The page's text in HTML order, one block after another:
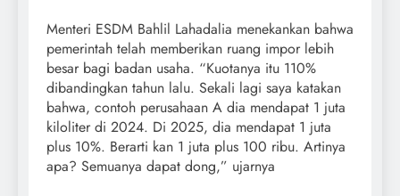
Menteri ESDM Bahlil Lahadalia menekankan bahwa
pemerintah telah memberikan ruang impor lebih
besar bagi badan usaha. “Kuotanya itu 110%
dibandingkan tahun lalu. Sekali lagi saya katakan
bahwa, contoh perusahaan A dia mendapat 1 juta
kiloliter di 2024. Di 2025, dia mendapat 1 juta
plus 10%. Berarti kan 1 juta plus 100 ribu. Artinya
apa? Semuanya dapat dong,” ujarnya